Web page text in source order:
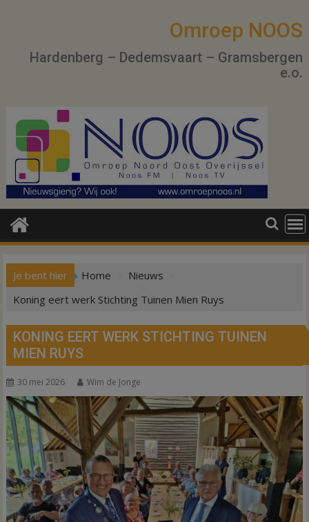
Omroep NOOS
Hardenberg – Dedemsvaart – Gramsbergen
e.o.
Je bent hier Home
Nieuws
Koning eert werk Stichting Tuinen Mien Ruys
KONING EERT WERK STICHTING TUINEN
MIEN RUYS
30 mei 2026 Wim de Jonge